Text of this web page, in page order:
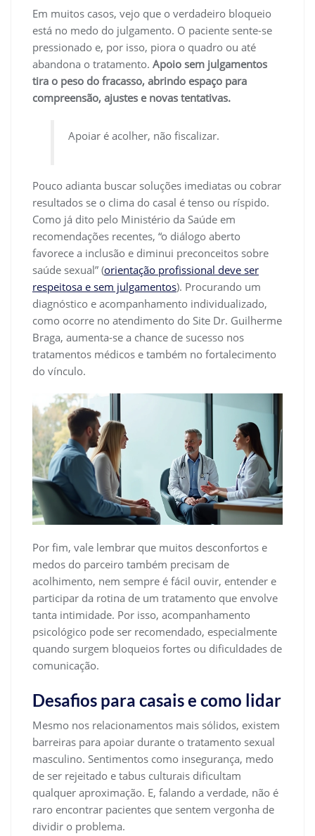
Em muitos casos, vejo que o verdadeiro bloqueio
está no medo do julgamento. O paciente sente-se
pressionado e, por isso, piora o quadro ou até
abandona o tratamento. Apoio sem julgamentos
tira o peso do fracasso, abrindo espaço para
compreensão, ajustes e novas tentativas.
Apoiar é acolher, não fiscalizar.
Pouco adianta buscar soluções imediatas ou cobrar
resultados se o clima do casal é tenso ou ríspido.
Como já dito pelo Ministério da Saúde em
recomendações recentes, “o diálogo aberto
favorece a inclusão e diminui preconceitos sobre
saúde sexual” (orientação profissional deve ser
respeitosa e sem julgamentos). Procurando um
diagnóstico e acompanhamento individualizado,
como ocorre no atendimento do Site Dr. Guilherme
Braga, aumenta-se a chance de sucesso nos
tratamentos médicos e também no fortalecimento
do vínculo.
Por fim, vale lembrar que muitos desconfortos e
medos do parceiro também precisam de
acolhimento, nem sempre é fácil ouvir, entender e
participar da rotina de um tratamento que envolve
tanta intimidade. Por isso, acompanhamento
psicológico pode ser recomendado, especialmente
quando surgem bloqueios fortes ou dificuldades de
comunicação.
Desafios para casais e como lidar
Mesmo nos relacionamentos mais sólidos, existem
barreiras para apoiar durante o tratamento sexual
masculino. Sentimentos como insegurança, medo
de ser rejeitado e tabus culturais dificultam
qualquer aproximação. E, falando a verdade, não é
raro encontrar pacientes que sentem vergonha de
dividir o problema.